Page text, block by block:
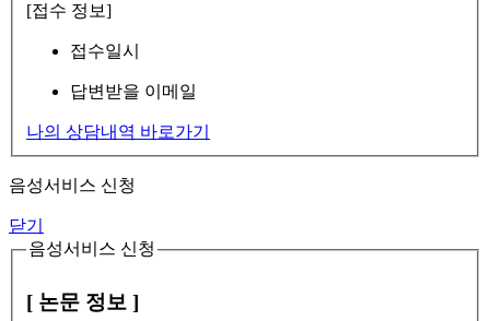
[접수 정보]
접수일시
답변받을 이메일
나의 상담내역 바로가기
음성서비스 신청
닫기
음성서비스 신청
[ 논문 정보 ]